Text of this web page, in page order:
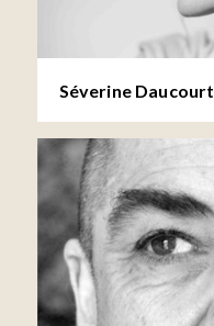
Séverine Daucourt